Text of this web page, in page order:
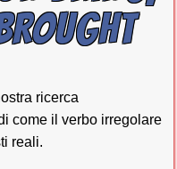
ricerca
come il verbo irregolare
reali.